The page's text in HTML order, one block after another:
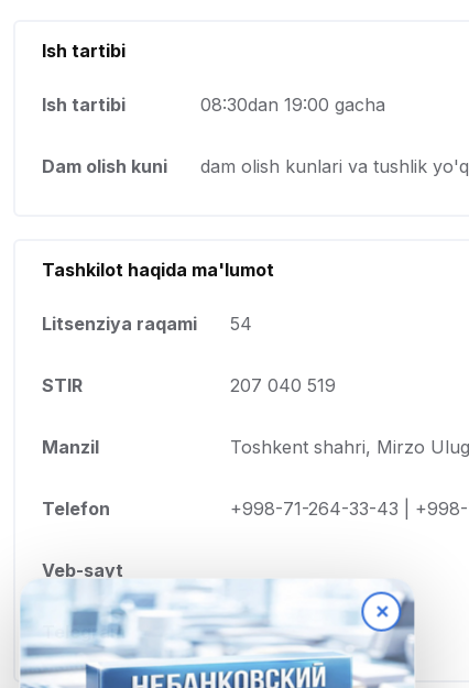
Ish tartibi
Ish tartibi 08:30dan 19:00 gacha
Dam olish kuni dam olish kunlari va tushlik yo'q
Tashkilot haqida ma'lumot
Litsenziya raqami 54
STIR 207 040 519
Manzil Toshkent shahri, Mirzo
Telefon +998-71-264-33-43 |
Veb-sayt
Telegram
✕